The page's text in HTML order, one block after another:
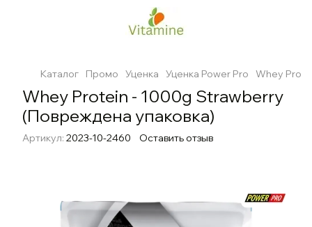
Каталог Промо Уценка Уценка Power Pro Whey
Whey Protein - 1000g Strawberry
(Повреждена упаковка)
Артикул: 2023-10-2460 Оставить отзыв